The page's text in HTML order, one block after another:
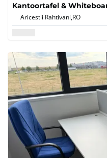
Kantoortafel &
Aricestii Rahtivani,RO